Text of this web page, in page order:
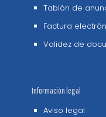
Tablón de
Factura
Validez de
Información legal
Aviso legal